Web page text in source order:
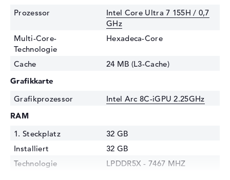
Prozessor
Intel Core Ultra 7 155H / 0,7
GHz
Multi-Core-
Technologie
Hexadeca-Core
Cache
24 MB (L3-Cache)
Grafikkarte
Grafikprozessor
Intel Arc 8C-iGPU 2.25GHz
RAM
1. Steckplatz
32 GB
Installiert
32 GB
Technologie
LPDDR5X - 7467 MHZ